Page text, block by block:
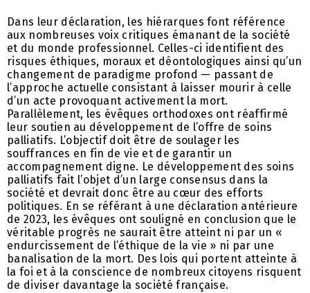
Dans leur déclaration, les hiérarques font référence
aux nombreuses voix critiques émanant de la société
et du monde professionnel. Celles-ci identifient des
risques éthiques, moraux et déontologiques ainsi qu’un
changement de paradigme profond — passant de
l’approche actuelle consistant à laisser mourir à celle
d’un acte provoquant activement la mort.
Parallèlement, les évêques orthodoxes ont réaffirmé
leur soutien au développement de l’offre de soins
palliatifs. L’objectif doit être de soulager les
souffrances en fin de vie et de garantir un
accompagnement digne. Le développement des soins
palliatifs fait l’objet d’un large consensus dans la
société et devrait donc être au cœur des efforts
politiques. En se référant à une déclaration antérieure
de 2023, les évêques ont souligné en conclusion que le
véritable progrès ne saurait être atteint ni par un «
endurcissement de l’éthique de la vie » ni par une
banalisation de la mort. Des lois qui portent atteinte à
la foi et à la conscience de nombreux citoyens risquent
de diviser davantage la société française.